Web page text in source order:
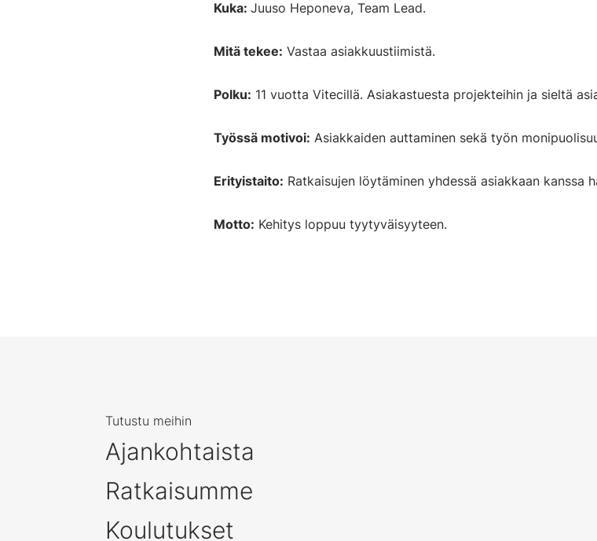
Kuka: Juuso Heponeva, Team Lead.
Mitä tekee: Vastaa asiakkuustiimistä.
Polku: 11 vuotta Vitecillä. Asiakastuesta projekteihin ja sieltä
Työssä motivoi: Asiakkaiden auttaminen sekä työn
Erityistaito: Ratkaisujen löytäminen yhdessä asiakkaan kanssa
Motto: Kehitys loppuu tyytyväisyyteen.
Tutustu meihin
Ajankohtaista
Ratkaisumme
Koulutukset